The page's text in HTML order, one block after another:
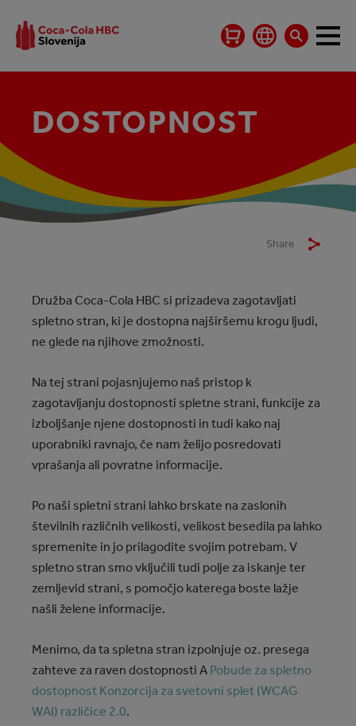
DOSTOPNOST
Share
Družba Coca‑Cola HBC si prizadeva zagotavljati
spletno stran, ki je dostopna najširšemu krogu ljudi,
ne glede na njihove zmožnosti.
Na tej strani pojasnjujemo naš pristop k
zagotavljanju dostopnosti spletne strani, funkcije za
izboljšanje njene dostopnosti in tudi kako naj
uporabniki ravnajo, če nam želijo posredovati
vprašanja ali povratne informacije.
Po naši spletni strani lahko brskate na zaslonih
številnih različnih velikosti, velikost besedila pa lahko
spremenite in jo prilagodite svojim potrebam. V
spletno stran smo vključili tudi polje za iskanje ter
zemljevid strani, s pomočjo katerega boste lažje
našli želene informacije.
Menimo, da ta spletna stran izpolnjuje oz. presega
zahteve za raven dostopnosti A Pobude za spletno
dostopnost Konzorcija za svetovni splet (WCAG
WAI) različice 2.0.